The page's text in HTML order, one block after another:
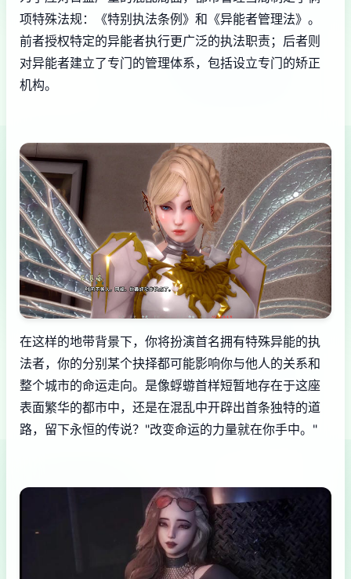
项特殊法规：《特别执法条例》和《异能者管理法》。
前者授权特定的异能者执行更广泛的执法职责；后者则
对异能者建立了专门的管理体系，包括设立专门的矫正
机构。
在这样的地带背景下，你将扮演首名拥有特殊异能的执
法者，你的分别某个抉择都可能影响你与他人的关系和
整个城市的命运走向。是像蜉蝣首样短暂地存在于这座
表面繁华的都市中，还是在混乱中开辟出首条独特的道
路，留下永恒的传说？"改变命运的力量就在你手中。"